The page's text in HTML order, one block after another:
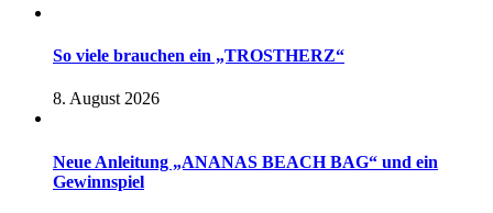
So viele brauchen ein „TROSTHERZ“
8. August 2026
Neue Anleitung „ANANAS BEACH BAG“ und ein
Gewinnspiel